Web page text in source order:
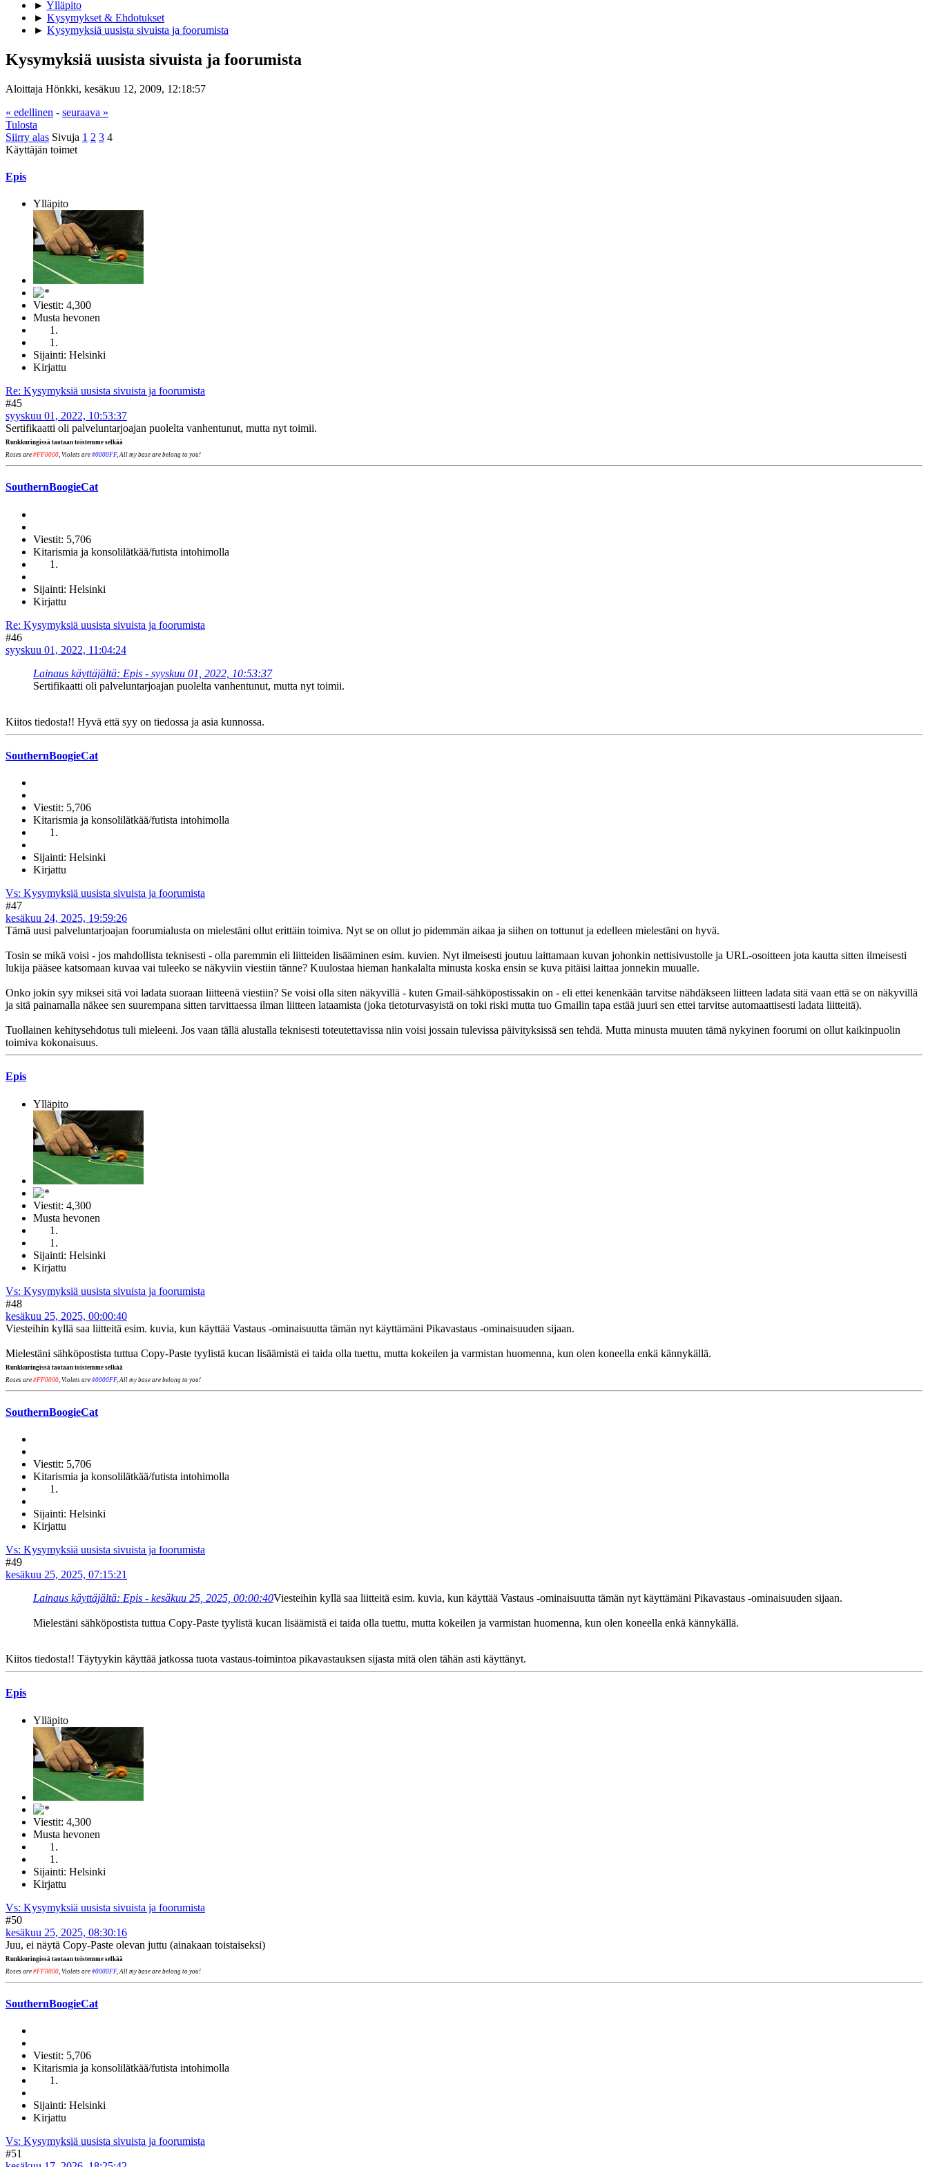
► Ylläpito
► Kysymykset & Ehdotukset
► Kysymyksiä uusista sivuista ja foorumista
Kysymyksiä uusista sivuista ja foorumista
Aloittaja Hönkki, kesäkuu 12, 2009, 12:18:57
« edellinen - seuraava »
Tulosta
Siirry alas Sivuja 1 2 3 4
Käyttäjän toimet
Epis
Ylläpito
Viestit: 4,300
Musta hevonen
Sijainti: Helsinki
Kirjattu
Re: Kysymyksiä uusista sivuista ja foorumista
#45
syyskuu 01, 2022, 10:53:37
Sertifikaatti oli palveluntarjoajan puolelta vanhentunut, mutta nyt toimii.
Runkkuringissä taotaan toistemme selkää
Roses are #FF0000, Violets are #0000FF, All my base are belong to you!
SouthernBoogieCat
Viestit: 5,706
Kitarismia ja konsolilätkää/futista intohimolla
Sijainti: Helsinki
Kirjattu
Re: Kysymyksiä uusista sivuista ja foorumista
#46
syyskuu 01, 2022, 11:04:24
Lainaus käyttäjältä: Epis - syyskuu 01, 2022, 10:53:37
Sertifikaatti oli palveluntarjoajan puolelta vanhentunut, mutta nyt toimii.
Kiitos tiedosta!! Hyvä että syy on tiedossa ja asia kunnossa.
SouthernBoogieCat
Viestit: 5,706
Kitarismia ja konsolilätkää/futista intohimolla
Sijainti: Helsinki
Kirjattu
Vs: Kysymyksiä uusista sivuista ja foorumista
#47
kesäkuu 24, 2025, 19:59:26
Tämä uusi palveluntarjoajan foorumialusta on mielestäni ollut erittäin toimiva. Nyt se on ollut jo pidemmän aikaa ja siihen on tottunut ja edelleen mielestäni on hyvä.
Tosin se mikä voisi - jos mahdollista teknisesti - olla paremmin eli liitteiden lisääminen esim. kuvien. Nyt ilmeisesti joutuu laittamaan kuvan johonkin nettisivustolle ja URL-osoitteen jota kautta sitten ilmeisesti
lukija pääsee katsomaan kuvaa vai tuleeko se näkyviin viestiin tänne? Kuulostaa hieman hankalalta minusta koska ensin se kuva pitäisi laittaa jonnekin muualle.
Onko jokin syy miksei sitä voi ladata suoraan liitteenä viestiin? Se voisi olla siten näkyvillä - kuten Gmail-sähköpostissakin on - eli ettei kenenkään tarvitse nähdäkseen liitteen ladata sitä vaan että se on näkyvillä
ja sitä painamalla näkee sen suurempana sitten tarvittaessa ilman liitteen lataamista (joka tietoturvasyistä on toki riski mutta tuo Gmailin tapa estää juuri sen ettei tarvitse automaattisesti ladata liitteitä).
Tuollainen kehitysehdotus tuli mieleeni. Jos vaan tällä alustalla teknisesti toteutettavissa niin voisi jossain tulevissa päivityksissä sen tehdä. Mutta minusta muuten tämä nykyinen foorumi on ollut kaikinpuolin
toimiva kokonaisuus.
Epis
Ylläpito
Viestit: 4,300
Musta hevonen
Sijainti: Helsinki
Kirjattu
Vs: Kysymyksiä uusista sivuista ja foorumista
#48
kesäkuu 25, 2025, 00:00:40
Viesteihin kyllä saa liitteitä esim. kuvia, kun käyttää Vastaus -ominaisuutta tämän nyt käyttämäni Pikavastaus -ominaisuuden sijaan.
Mielestäni sähköpostista tuttua Copy-Paste tyylistä kucan lisäämistä ei taida olla tuettu, mutta kokeilen ja varmistan huomenna, kun olen koneella enkä kännykällä.
Runkkuringissä taotaan toistemme selkää
Roses are #FF0000 , Violets are #0000FF, All my base are belong to you!
SouthernBoogieCat
Viestit: 5,706
Kitarismia ja konsolilätkää/futista intohimolla
Sijainti: Helsinki
Kirjattu
Vs: Kysymyksiä uusista sivuista ja foorumista
#49
kesäkuu 25, 2025, 07:15:21
Lainaus käyttäjältä: Epis - kesäkuu 25, 2025, 00:00:40Viesteihin kyllä saa liitteitä esim. kuvia, kun käyttää Vastaus -ominaisuutta tämän nyt käyttämäni Pikavastaus -ominaisuuden sijaan.
Mielestäni sähköpostista tuttua Copy-Paste tyylistä kucan lisäämistä ei taida olla tuettu, mutta kokeilen ja varmistan huomenna, kun olen koneella enkä kännykällä.
Kiitos tiedosta!! Täytyykin käyttää jatkossa tuota vastaus-toimintoa pikavastauksen sijasta mitä olen tähän asti käyttänyt.
Epis
Ylläpito
Viestit: 4,300
Musta hevonen
Sijainti: Helsinki
Kirjattu
Vs: Kysymyksiä uusista sivuista ja foorumista
#50
kesäkuu 25, 2025, 08:30:16
Juu, ei näytä Copy-Paste olevan juttu (ainakaan toistaiseksi)
Runkkuringissä taotaan toistemme selkää
Roses are #FF0000 , Violets are #0000FF, All my base are belong to you!
SouthernBoogieCat
Viestit: 5,706
Kitarismia ja konsolilätkää/futista intohimolla
Sijainti: Helsinki
Kirjattu
Vs: Kysymyksiä uusista sivuista ja foorumista
#51